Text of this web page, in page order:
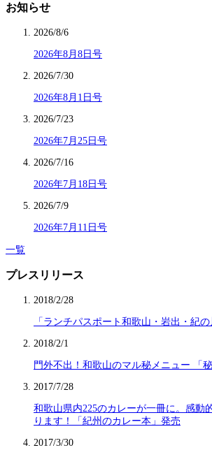
お知らせ
2026/8/6
2026年8月8日号
2026/7/30
2026年8月1日号
2026/7/23
2026年7月25日号
2026/7/16
2026年7月18日号
2026/7/9
2026年7月11日号
一覧
プレスリリース
2018/2/28
「ランチパスポート和歌山・岩出・紀
2018/2/1
門外不出！和歌山のマル秘メニュー 「
2017/7/28
和歌山県内225のカレーが一冊に。感動
ります！「紀州のカレー本」発売
2017/3/30